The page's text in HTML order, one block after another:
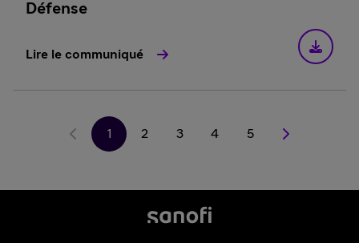
Défense
Lire le communiqué
1 2 3 4 5